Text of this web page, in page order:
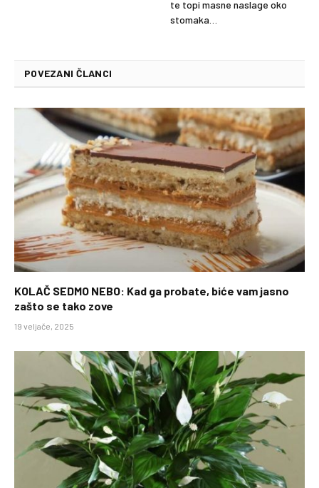
te topi masne naslage oko
stomaka…
POVEZANI ČLANCI
KOLAČ SEDMO NEBO: Kad ga probate, biće vam jasno
zašto se tako zove
19 veljače, 2025